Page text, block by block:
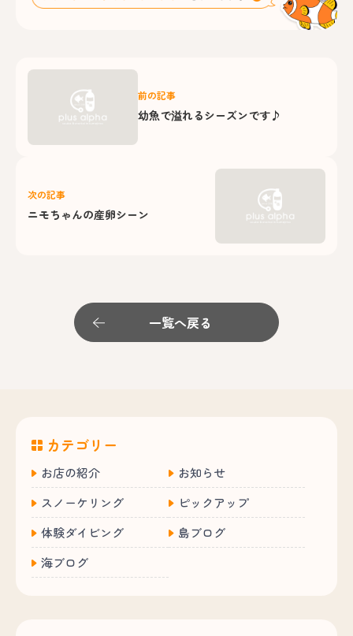
前の記事
幼魚で溢れるシーズンです♪
次の記事
ニモちゃんの産卵シーン
一覧へ戻る
カテゴリー
お店の紹介
お知らせ
スノーケリング
ピックアップ
体験ダイビング
島ブログ
海ブログ